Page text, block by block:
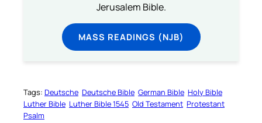
Jerusalem Bible.
MASS READINGS (NJB)
Tags: Deutsche Deutsche Bible German Bible Holy Bible
Luther Bible Luther Bible 1545 Old Testament Protestant
Psalm